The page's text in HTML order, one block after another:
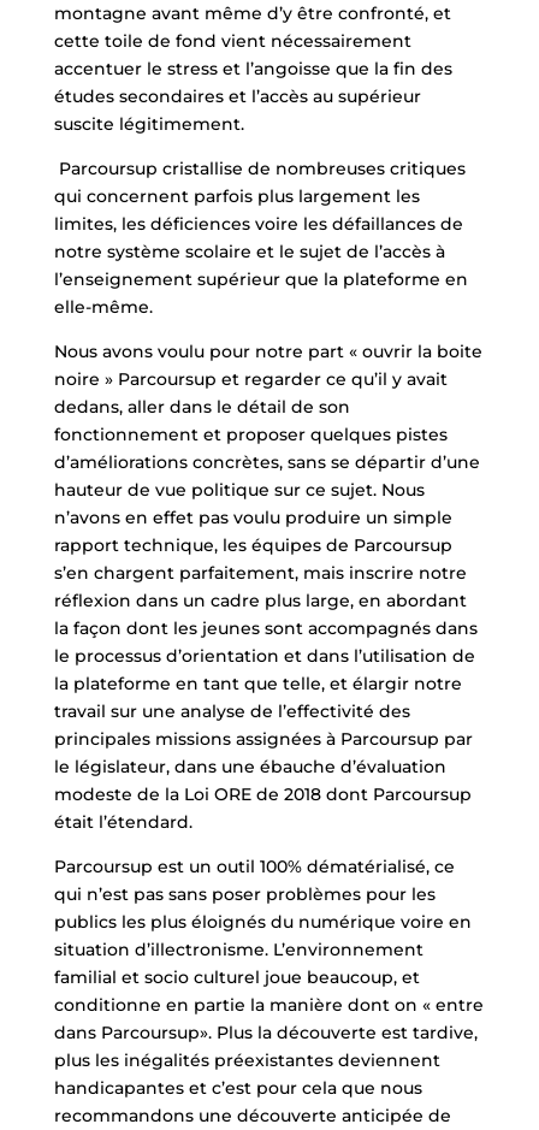
montagne avant même d’y être confronté, et
cette toile de fond vient nécessairement
accentuer le stress et l’angoisse que la fin des
études secondaires et l’accès au supérieur
suscite légitimement.
Parcoursup cristallise de nombreuses critiques
qui concernent parfois plus largement les
limites, les déficiences voire les défaillances de
notre système scolaire et le sujet de l’accès à
l’enseignement supérieur que la plateforme en
elle-même.
Nous avons voulu pour notre part « ouvrir la boite
noire » Parcoursup et regarder ce qu’il y avait
dedans, aller dans le détail de son
fonctionnement et proposer quelques pistes
d’améliorations concrètes, sans se départir d’une
hauteur de vue politique sur ce sujet. Nous
n’avons en effet pas voulu produire un simple
rapport technique, les équipes de Parcoursup
s’en chargent parfaitement, mais inscrire notre
réflexion dans un cadre plus large, en abordant
la façon dont les jeunes sont accompagnés dans
le processus d’orientation et dans l’utilisation de
la plateforme en tant que telle, et élargir notre
travail sur une analyse de l’effectivité des
principales missions assignées à Parcoursup par
le législateur, dans une ébauche d’évaluation
modeste de la Loi ORE de 2018 dont Parcoursup
était l’étendard.
Parcoursup est un outil 100% dématérialisé, ce
qui n’est pas sans poser problèmes pour les
publics les plus éloignés du numérique voire en
situation d’illectronisme. L’environnement
familial et socio culturel joue beaucoup, et
conditionne en partie la manière dont on « entre
dans Parcoursup». Plus la découverte est tardive,
plus les inégalités préexistantes deviennent
handicapantes et c’est pour cela que nous
recommandons une découverte anticipée de